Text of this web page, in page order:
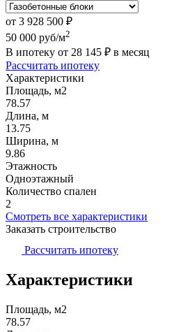
от 3 928 500 ₽
50 000 руб/м2
В ипотеку от 28 145 ₽ в месяц
Рассчитать ипотеку
Характеристики
Площадь, м2
78.57
Длина, м
13.75
Ширина, м
9.86
Этажность
Одноэтажный
Количество спален
2
Смотреть все характеристики
Заказать строительство
Рассчитать ипотеку
Характеристики
Площадь, м2
78.57